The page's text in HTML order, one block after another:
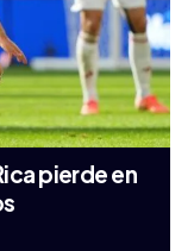
pierde en